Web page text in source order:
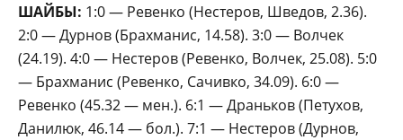
ШАЙБЫ: 1:0 — Ревенко (Нестеров, Шведов, 2.36).
2:0 — Дурнов (Брахманис, 14.58). 3:0 — Волчек
(24.19). 4:0 — Нестеров (Ревенко, Волчек, 25.08). 5:0
— Брахманис (Ревенко, Сачивко, 34.09). 6:0 —
Ревенко (45.32 — мен.). 6:1 — Драньков (Петухов,
Данилюк, 46.14 — бол.). 7:1 — Нестеров (Дурнов,